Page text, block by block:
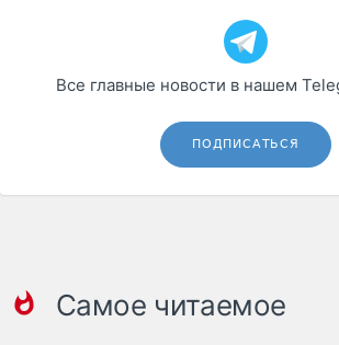
Все главные новости в нашем
ПОДПИСАТЬСЯ
Самое читаемое